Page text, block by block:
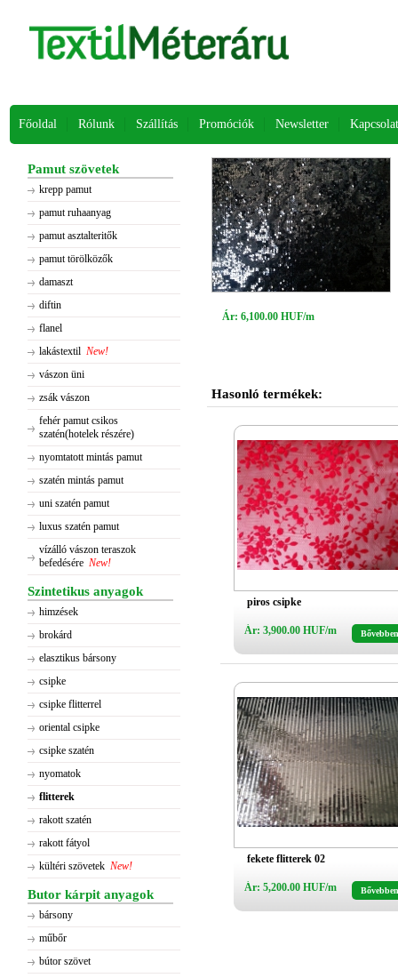
Főoldal Rólunk Szállítás Promóciók Newsletter Kapcsolat
Pamut szövetek
krepp pamut
pamut ruhaanyag
pamut asztalteritők
pamut törölközők
damaszt
diftin
flanel
lakástextil New!
vászon üni
zsák vászon
fehér pamut csikos
szatén(hotelek részére)
nyomtatott mintás pamut
szatén mintás pamut
uni szatén pamut
luxus szatén pamut
vízálló vászon teraszok
befedésére New!
Szintetikus anyagok
himzések
brokárd
elasztikus bársony
csipke
csipke flitterrel
oriental csipke
csipke szatén
nyomatok
flitterek
rakott szatén
rakott fátyol
kültéri szövetek New!
Butor kárpit anyagok
bársony
műbőr
bútor szövet
Ár: 6,100.00 HUF/m
Hasonló termékek:
piros csipke
Ár: 3,900.00 HUF/m Bővebben
fekete flitterek 02
Ár: 5,200.00 HUF/m Bővebben